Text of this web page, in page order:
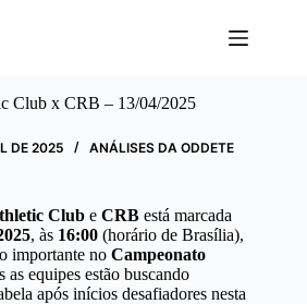
Club x CRB – 13/04/2025
DE 2025 ANÁLISES DA ODDETE
Club e CRB está marcada
, às 16:00 (horário de Brasília),
importante no Campeonato
as equipes estão buscando
após inícios desafiadores nesta